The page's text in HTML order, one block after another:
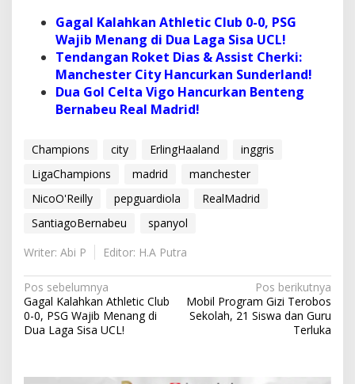
Gagal Kalahkan Athletic Club 0-0, PSG
Wajib Menang di Dua Laga Sisa UCL!
Tendangan Roket Dias & Assist Cherki:
Manchester City Hancurkan Sunderland!
Dua Gol Celta Vigo Hancurkan Benteng
Bernabeu Real Madrid!
Champions city ErlingHaaland
inggris
LigaChampions
madrid
manchester
NicoO'Reilly
pepguardiola
RealMadrid
SantiagoBernabeu
spanyol
Writer: Abi P
Editor: H.A Putra
N
a
v
Pos sebelumnya
Gagal Kalahkan Athletic Club
0-0, PSG Wajib Menang di
Dua Laga Sisa UCL!
Pos berikutnya
Mobil Program Gizi Terobos
Sekolah, 21 Siswa dan Guru
Terluka